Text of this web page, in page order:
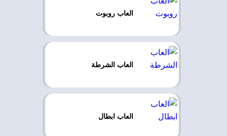
العاب روبوت
العاب الشرطة
العاب ابطال